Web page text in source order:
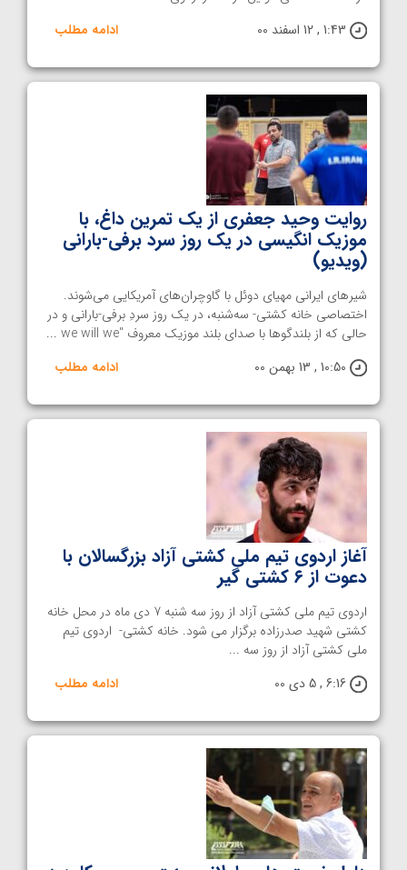
1:43 , 12 اسفند 00
ادامه مطلب
روایت وحید جعفری از یک تمرین داغ، با
موزیک انگیسی در یک روز سرد برفی-بارانی
(ویدیو)
شیرهای ایرانی مهیای دوئل با گاوچران‌های آمریکایی می‌شوند.
اختصاصی خانه کشتی- سه‌شنبه، در یک روز سردِ برفی-بارانی و در
حالی که از بلندگوها با صدای بلند موزیک معروف "we will we ...
10:50 , 13 بهمن 00
ادامه مطلب
آغاز اردوی تیم‌ ملی کشتی آزاد بزرگسالان با
دعوت از ۶ کشتی گیر
اردوی تیم ملی کشتی آزاد از روز سه شنبه 7 دی ماه در محل خانه
کشتی شهید صدرزاده برگزار می شود. خانه کشتی- اردوی تیم
ملی کشتی آزاد از روز سه ...
6:16 , 5 دی 00
ادامه مطلب